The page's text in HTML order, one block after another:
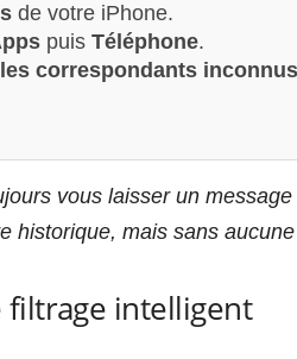
de votre iPhone.
puis Téléphone.
correspondants inconnus
vous laisser un
historique, mais sans
filtrage intelligent